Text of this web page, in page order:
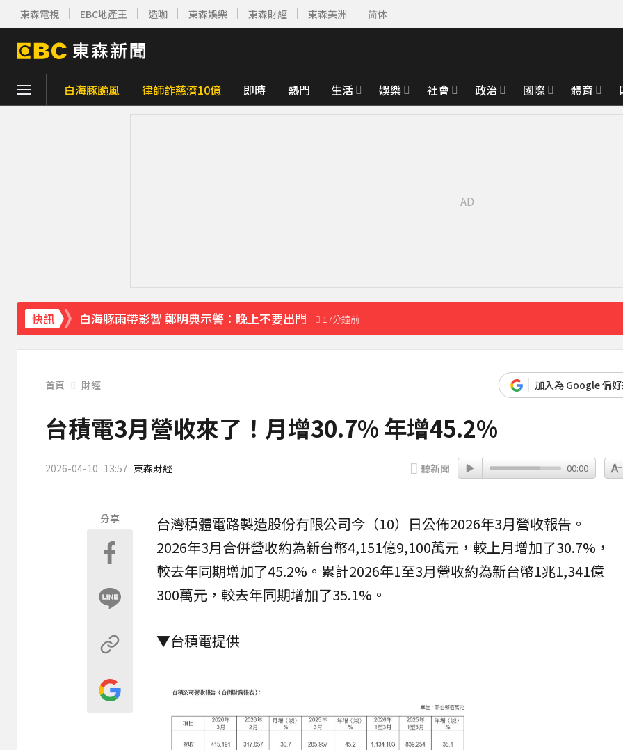
東森電視 EBC地產王 造咖 東森娛樂 東森財經 東森美洲 简体
白海豚颱風 律師詐慈濟10億 即時 熱門 生活 娛樂 社會 政治 國際 體育
快訊
白海豚雨帶影響 鄭明典示警：晚上不要出門
17分鐘前
首頁 財經 加入為 Google 偏
台積電3月營收來了！月增30.7% 年增45.2%
2026-04-10 13:57 東森財經 聽新聞 00:00
分享 台灣積體電路製造股份有限公司今（10）日公佈2026年3月營收報告。
2026年3月合併營收約為新台幣4,151億9,100萬元，較上月增加了30.7%，
較去年同期增加了45.2%。累計2026年1至3月營收約為新台幣1兆1,341億
300萬元，較去年同期增加了35.1%。
▼台積電提供